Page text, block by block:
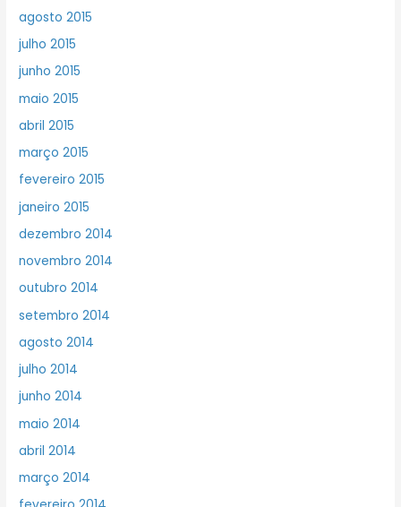
agosto 2015
julho 2015
junho 2015
maio 2015
abril 2015
março 2015
fevereiro 2015
janeiro 2015
dezembro 2014
novembro 2014
outubro 2014
setembro 2014
agosto 2014
julho 2014
junho 2014
maio 2014
abril 2014
março 2014